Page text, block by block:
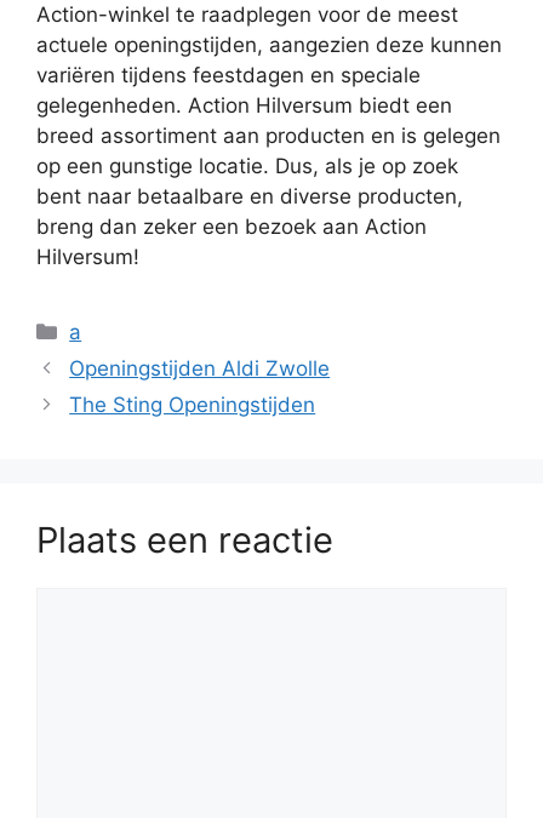
Action-winkel te raadplegen voor de meest
actuele openingstijden, aangezien deze kunnen
variëren tijdens feestdagen en speciale
gelegenheden. Action Hilversum biedt een
breed assortiment aan producten en is gelegen
op een gunstige locatie. Dus, als je op zoek
bent naar betaalbare en diverse producten,
breng dan zeker een bezoek aan Action
Hilversum!
Categorieën
a
Openingstijden Aldi Zwolle
The Sting Openingstijden
Plaats een reactie